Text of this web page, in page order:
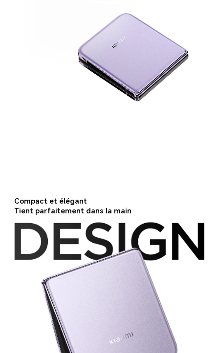
Tient parfaitement dans la main